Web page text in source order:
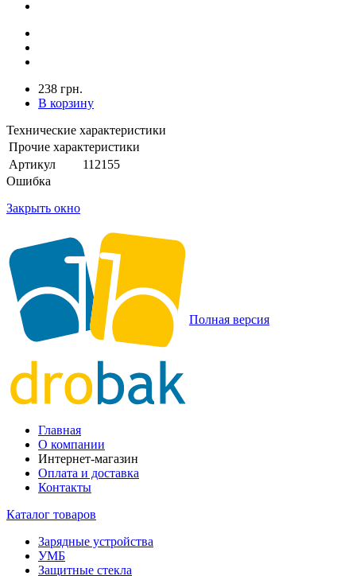
238 грн.
В корзину
Технические характеристики
Прочие характеристики
Артикул
112155
Ошибка
Закрыть окно
Полная версия
Главная
О компании
Интернет-магазин
Оплата и доставка
Контакты
Каталог товаров
Зарядные устройства
УМБ
Защитные стекла